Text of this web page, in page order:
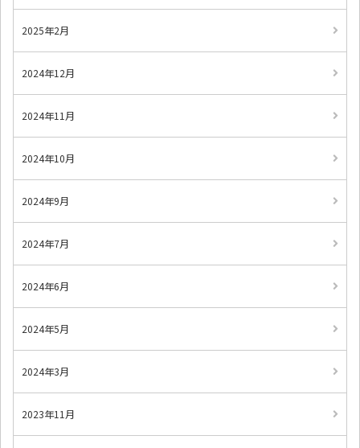
2025年2月
2024年12月
2024年11月
2024年10月
2024年9月
2024年7月
2024年6月
2024年5月
2024年3月
2023年11月